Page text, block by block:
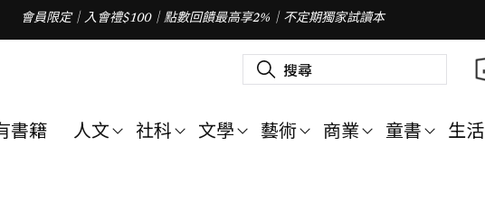
會員限定｜入會禮$100｜點數回饋最高享2%｜不定期獨家試讀本
搜
尋
字
書籍 人文 社科 文學 藝術 商業 童書 生活